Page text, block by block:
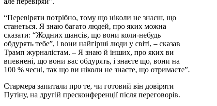
“Перевіряти потрібно, тому що ніколи не знаєш, що
станеться. Я знаю багато людей, про яких можна
сказати: “Жодних шансів, що вони коли-небудь
обдурять тебе”, і вони найгірші люди у світі, – сказав
Трамп журналістам. – Я знаю й інших, про яких ви
впевнені, що вони вас обдурять, і знаєте що, вони на
100 % чесні, так що ви ніколи не знаєте, що отримаєте”.
Стармера запитали про те, чи готовий він довіряти
Путіну, на другій пресконференції після переговорів.